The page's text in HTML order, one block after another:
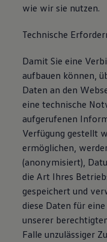
wie wir sie nutzen.
Technische
Damit Sie eine
aufbauen können,
Daten an den
eine technische
aufgerufenen
Verfügung gestellt
ermöglichen,
(anonymisiert),
die Art Ihres
gespeichert und
diese Daten für
unserer
Falle unzulässiger